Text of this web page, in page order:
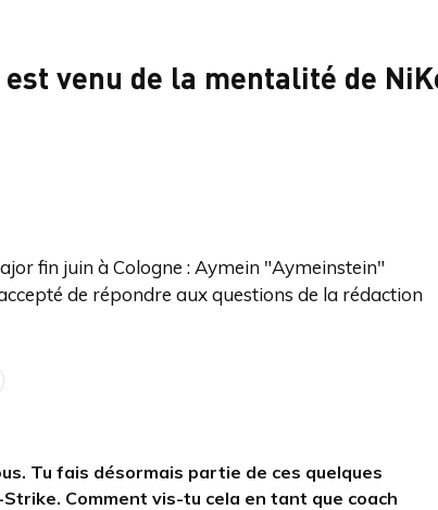
venu de la mentalité de
fin juin à Cologne : Aymein "Aymeinstein"
de répondre aux questions de la rédaction
Tu fais désormais partie de ces quelques
Comment vis-tu cela en tant que coach